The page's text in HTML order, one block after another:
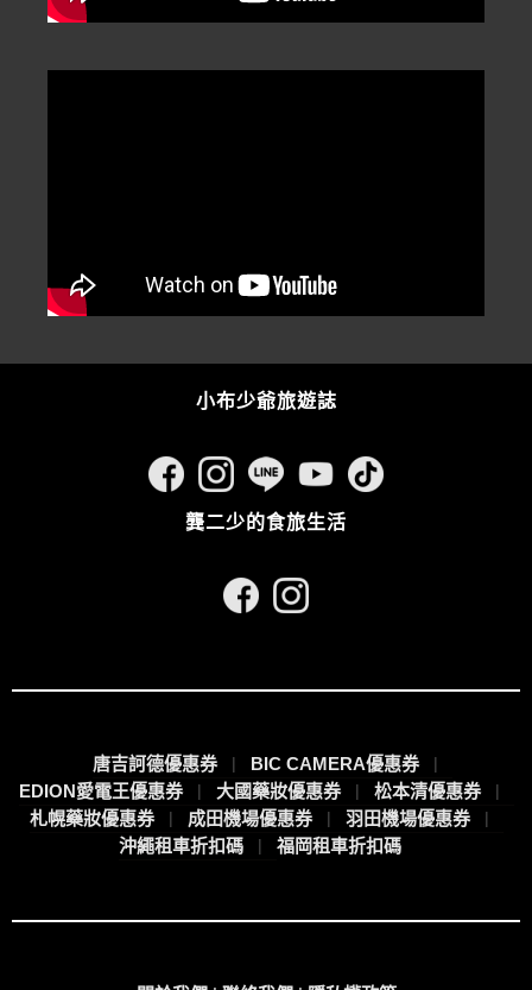
小布少爺旅遊誌
龔二少的食旅生活
唐吉訶德優惠券
BIC CAMERA優惠券
EDION愛電王優惠券
大國藥妝優惠券
松本清優惠券
札幌藥妝優惠券
成田機場優惠券
羽田機場優惠券
沖繩租車折扣碼
福岡租車折扣碼